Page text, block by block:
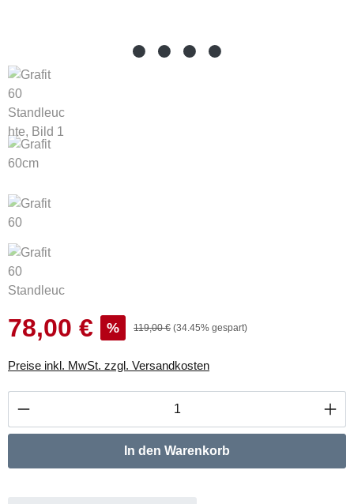
Verkaufspreis:
78,00 € % Regulärer Preis:
119,00 € (34.45% gespart)
Preise inkl. MwSt. zzgl. Versandkosten
Produkt Anzahl: Gib den gewünschten
In den Warenkorb